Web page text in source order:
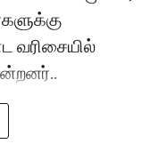
வரிசையில்